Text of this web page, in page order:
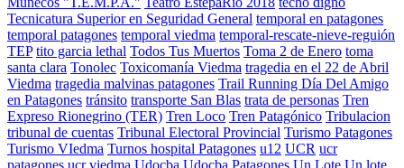
Tecnicatura Superior en Seguridad General temporal en patagones
temporal patagones temporal viedma temporal-rescate-nieve-reguión
TEP tito garcia lethal Todos Tus Muertos Toma 2 de Enero toma
santa clara Tonolec Toxicomanía Viedma tragedia en el 22 de Abril
Viedma tragedia malvinas patagones Trail Running Día Del Amigo
en Patagones tránsito transporte San Blas trata de personas Tren
Expreso Rionegrino (TER) Tren Loco Tren Patagónico Tribulacion
tribunal de cuentas Tribunal Electoral Provincial Turismo Patagones
Turismo VIedma Turnos hospital Patagones u12 UCR ucr
patagones ucr viedma Udocba Udocba Patagones Un Lote Un lote